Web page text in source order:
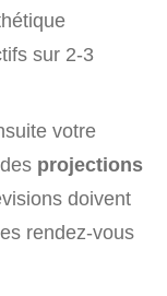
sur 2-3
votre
projections
doivent
rendez-vous